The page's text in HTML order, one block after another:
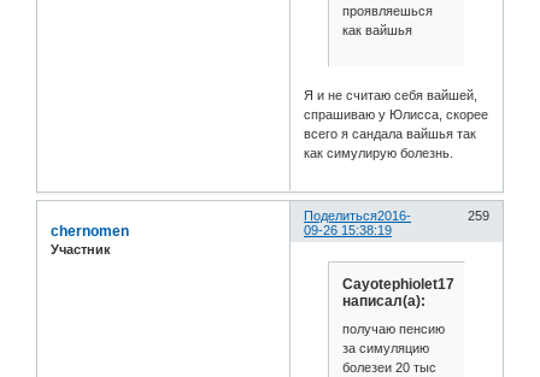
проявляешься
как вайшья
Я и не считаю себя вайшей,
спрашиваю у Юлисса, скорее
всего я сандала вайшья так
как симулирую болезнь.
Поделиться 259
2016-
09-26 15:38:19
chernomen
Участник
Cayotephiolet17
написал(а):
получаю пенсию
за симуляцию
болезеи 20 тыс